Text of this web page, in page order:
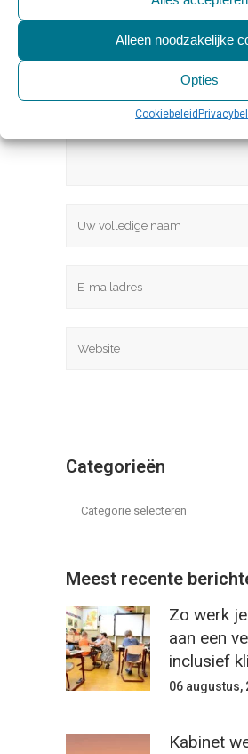
Alleen noodzakelijke
Opties
Cookiebeleid
Geef een reactie
Categorieën
Meest recente
Zo werk
aan een
inclusief
06 augustus,
Kabinet